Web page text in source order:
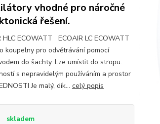
vhodné pro náročné
řešení.
ECOWATT ECOAIR LC ECOWATT
koupelny pro odvětrávání pomocí
do šachty. Lze umístit do stropu.
s nepravidelým používáním a prostor
Je malý, dík... celý popis
skladem